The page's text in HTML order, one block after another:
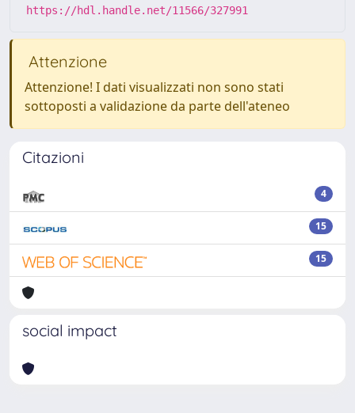
https://hdl.handle.net/11566/327991
Attenzione
Attenzione! I dati visualizzati non sono stati
sottoposti a validazione da parte dell'ateneo
Citazioni
4
15
15
social impact